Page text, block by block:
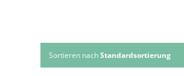
Sortieren nachStandardsortierung